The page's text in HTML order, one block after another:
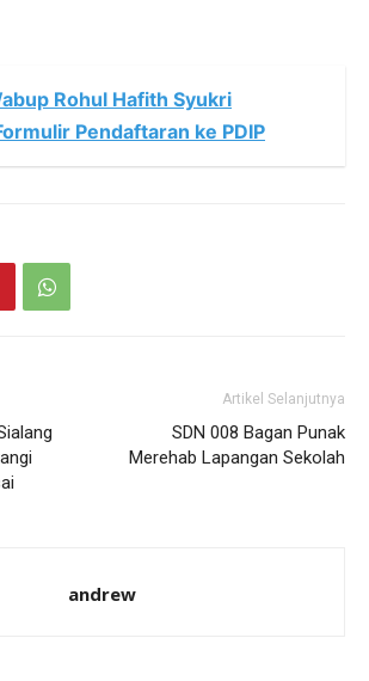
Rohul Hafith Syukri
Pendaftaran ke PDIP
Artikel Selanjutnya
SDN 008 Bagan Punak
Merehab Lapangan Sekolah
andrew